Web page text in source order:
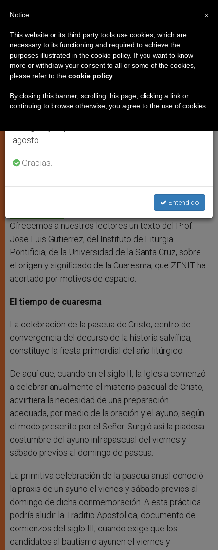
El tiempo de cuaresma
Origen, significado teológico y la
FEBRERO 24, 2015 00:00
W
t
p
M
s
e
r
e
k
t r
Share this Entry
Ofrecemos a nuestros lectores un texto del Prof.
Jose Luis Gutierrez, del Instituto de Liturgia
Pontificia, de la Universidad de la Santa Cruz, sobre
el origen y significado de la Cuaresma, que ZENIT ha
acortado por motivos de espacio.
El tiempo de cuaresma
La celebración de la pascua de Cristo, centro de
convergencia del decurso de la historia salvífica,
constituye la fiesta primordial del año litúrgico.
De aquí que, cuando en el siglo II, la Iglesia comenzó
a celebrar anualmente el misterio pascual de Cristo,
advirtiera la necesidad de una preparación
adecuada, por medio de la oración y el ayuno, según
el modo prescrito por el Señor. Surgió así la piadosa
costumbre del ayuno infrapascual del viernes y
sábado previos al domingo de pascua.
La primitiva celebración de la pascua anual conoció
la praxis de un ayuno el vienes y sábado previos al
domingo de dicha conmemoración. A esta práctica
podría aludir la Traditio Apostolica, documento de
comienzos del siglo III, cuando exige que los
candidatos al bautismo ayunen el viernes y
×
Aviso importante
Del 27 de julio al 7 de agosto haremos la pausa
anual, aprovechando que en el periodo de verano
se generan menos informaciones y también el
agosto.
Gracias.
Entendido
x
Notice
This website or its third party tools use cookies, which are
necessary to its functioning and required to achieve the
purposes illustrated in the cookie policy. If you want to know
more or withdraw your consent to all or some of the cookies,
please refer to the cookie policy
By closing this banner, scrolling this page, clicking a link or
continuing to browse otherwise, you agree to the use of cookies.